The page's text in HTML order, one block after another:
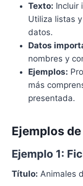
Texto: Incluir
Utiliza listas
datos.
Datos
nombres y
Ejemplos:
más
presentada.
Ejemplos
Ejemplo 1:
Título: Animales